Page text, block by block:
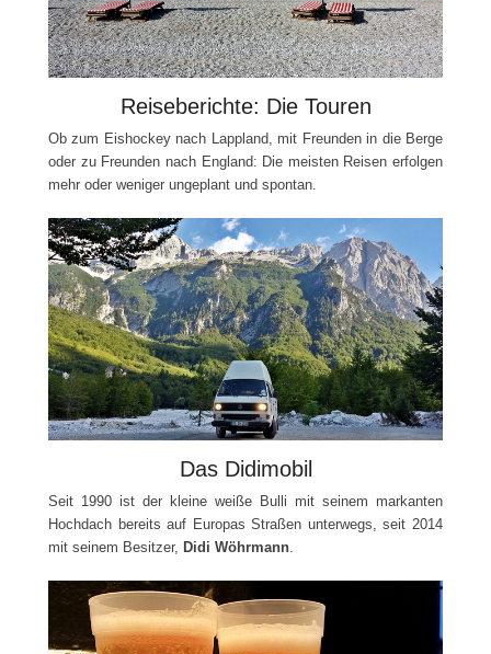
Reiseberichte: Die Touren
Ob zum Eishockey nach Lappland, mit Freunden in die Berge
oder zu Freunden nach England: Die meisten Reisen erfolgen
mehr oder weniger ungeplant und spontan.
Das Didimobil
Seit 1990 ist der kleine weiße Bulli mit seinem markanten
Hochdach bereits auf Europas Straßen unterwegs, seit 2014
mit seinem Besitzer, Didi Wöhrmann